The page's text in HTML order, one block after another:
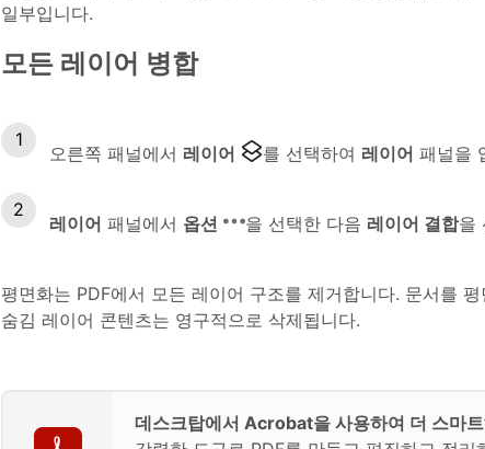
일부입니다.
모든 레이어 병합
오른쪽 패널에서 레이어 를 선택하여 레이어 패널을
레이어 패널에서 옵션 을 선택한 다음 레이어 결합을
평면화는 PDF에서 모든 레이어 구조를 제거합니다. 문서를
숨김 레이어 콘텐츠는 영구적으로 삭제됩니다.
데스크탑에서 Acrobat을 사용하여 더 스마